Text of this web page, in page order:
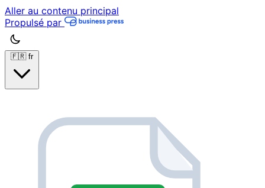
Aller au contenu principal
Propulsé par
🇫🇷 fr